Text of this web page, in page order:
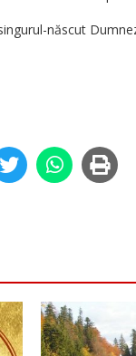
născut